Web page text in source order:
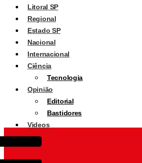
Litoral SP
Regional
Estado SP
Nacional
Internacional
Ciência
Tecnologia
Opinião
Editorial
Bastidores
Videos